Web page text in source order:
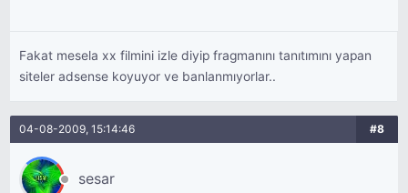
Fakat mesela xx filmini izle diyip fragmanını tanıtımını yapan
siteler adsense koyuyor ve banlanmıyorlar..
04-08-2009, 15:14:46 #8
sesar